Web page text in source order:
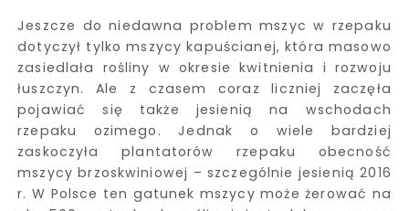
Jeszcze do niedawna problem mszyc w rzepaku
dotyczył tylko mszycy kapuścianej, która masowo
zasiedlała rośliny w okresie kwitnienia i rozwoju
łuszczyn. Ale z czasem coraz liczniej zaczęła
pojawiać się także jesienią na wschodach
rzepaku ozimego. Jednak o wiele bardziej
zaskoczyła plantatorów rzepaku obecność
mszycy brzoskwiniowej – szczególnie jesienią 2016
r. W Polsce ten gatunek mszycy może żerować na